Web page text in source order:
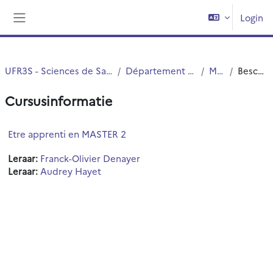
Login
UFR3S - Sciences de Santé et du Sport Département UFR3S - ILIS Master Beschrijving
Cursusinformatie
Etre apprenti en MASTER 2
Leraar: Franck-Olivier Denayer
Leraar: Audrey Hayet